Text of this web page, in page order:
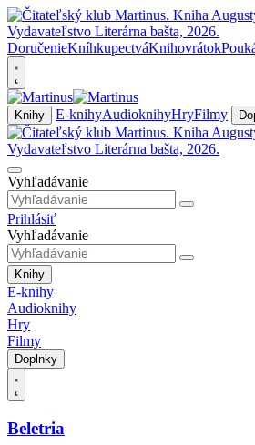
DoručenieKníhkupectváKnihovrátok
Knihy E-knihyAudioknihyHryFilmy
Vyhľadávanie
Prihlásiť
Vyhľadávanie
Knihy
E-knihy
Audioknihy
Hry
Filmy
Doplnky
Beletria